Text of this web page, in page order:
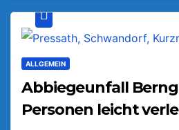
ALLGEMEIN
Abbiegeunfall
Personen leicht